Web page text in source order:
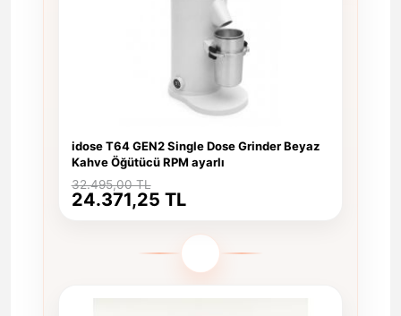
idose T64 GEN2 Single Dose Grinder Beyaz
Kahve Öğütücü RPM ayarlı
32.495,00 TL
24.371,25 TL